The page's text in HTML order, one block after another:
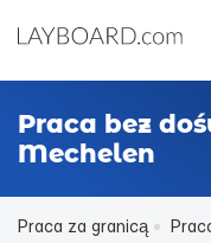
Praca bez
Mechelen
Praca za granicą